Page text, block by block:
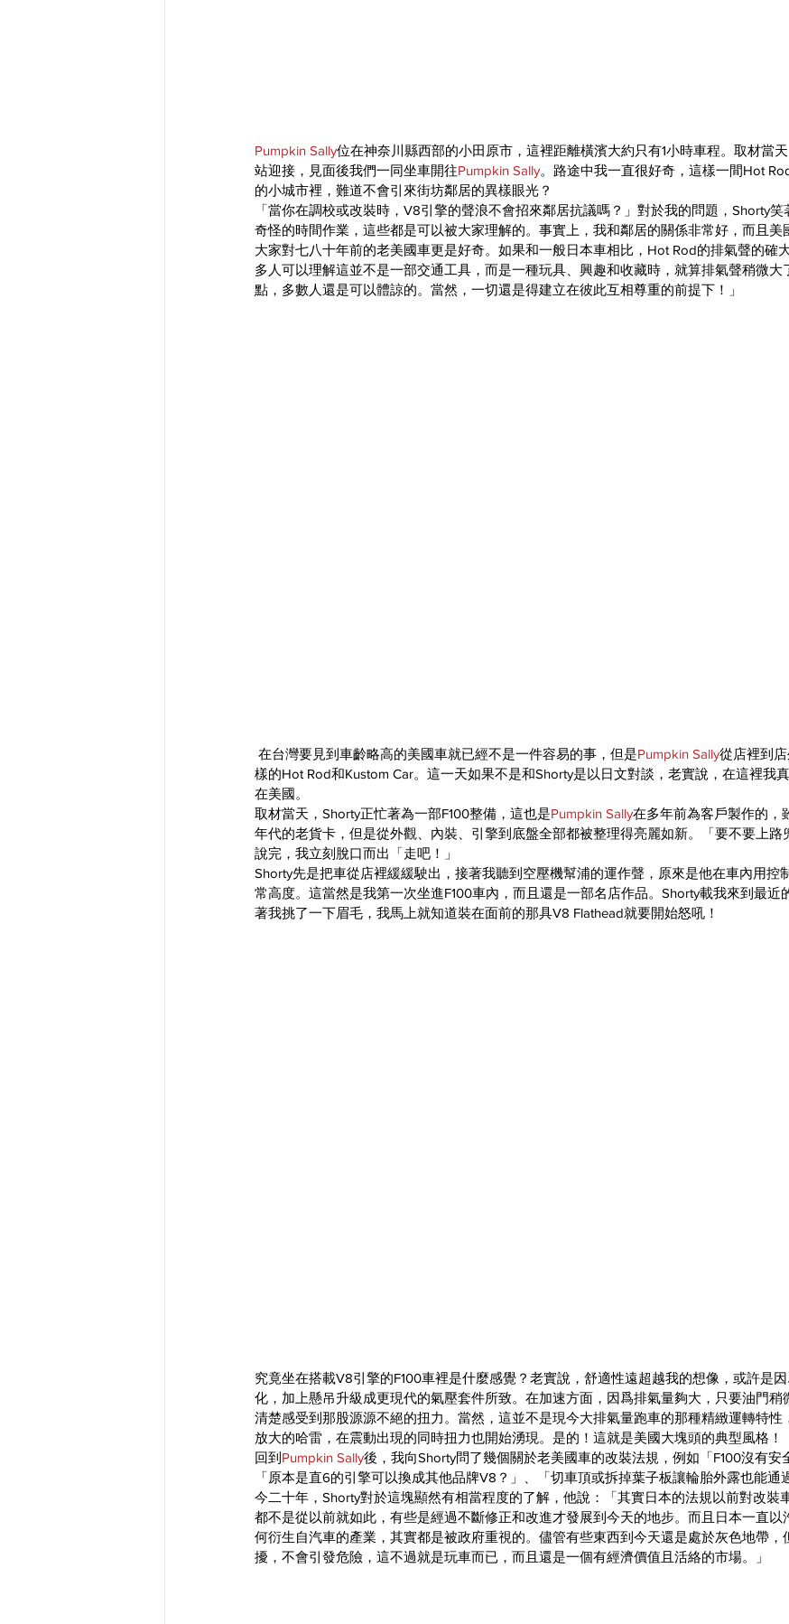
Pumpkin Sally位在神奈川縣西部的小田原市，這裡距離橫濱大約只有1小時車程。取材當
站迎接，見面後我們一同坐車開往Pumpkin Sally。路途中我一直很好奇，這樣一間Hot
的小城市裡，難道不會引來街坊鄰居的異樣眼光？
「當你在調校或改裝時，V8引擎的聲浪不會招來鄰居抗議嗎？」對於我的問題，Shorty
奇怪的時間作業，這些都是可以被大家理解的。事實上，我和鄰居的關係非常好，而且美
大家對七八十年前的老美國車更是好奇。如果和一般日本車相比，Hot Rod的排氣聲的確
多人可以理解這並不是一部交通工具，而是一種玩具、興趣和收藏時，就算排氣聲稍微大
點，多數人還是可以體諒的。當然，一切還是得建立在彼此互相尊重的前提下！」​​​
在台灣要見到車齡略高的美國車就已經不是一件容易的事，但是Pumpkin Sally從店裡到
樣的Hot Rod和Kustom Car。這一天如果不是和Shorty是以日文對談，老實說，在這裡我
在美國。
取材當天，Shorty正忙著為一部F100整備，這也是Pumpkin Sally在多年前為客戶製作的，
年代的老貨卡，但是從外觀、內裝、引擎到底盤全部都被整理得亮麗如新。「要不要上路
說完，我立刻脫口而出「走吧！」
Shorty先是把車從店裡緩緩駛出，接著我聽到空壓機幫浦的運作聲，原來是他在車內用控
常高度。這當然是我第一次坐進F100車內，而且還是一部名店作品。Shorty載我來到最近
著我挑了一下眉毛，我馬上就知道裝在面前的那具V8 Flathead就要開始怒吼！​
究竟坐在搭載V8引擎的F100車裡是什麼感覺？老實說，舒適性遠超越我的想像，或許是
化，加上懸吊升級成更現代的氣壓套件所致。在加速方面，因爲排氣量夠大，只要油門稍
清楚感受到那股源源不絕的扭力。當然，這並不是現今大排氣量跑車的那種精緻運轉特性
放大的哈雷，在震動出現的同時扭力也開始湧現。是的！這就是美國大塊頭的典型風格！​
​回到 Pumpkin Sally後，我向Shorty問了幾個關於老美國車的改裝法規，例如「F100沒有安
「原本是直6的引擎可以換成其他品牌V8？」、「切車頂或拆掉葉子板讓輪胎外露也能通
今二十年，Shorty對於這塊顯然有相當程度的了解，他說：「其實日本的法規以前對改裝
都不是從以前就如此，有些是經過不斷修正和改進才發展到今天的地步。而且日本一直以
何衍生自汽車的產業，其實都是被政府重視的。儘管有些東西到今天還是處於灰色地帶，
擾，不會引發危險，這不過就是玩車而已，而且還是一個有經濟價值且活絡的市場。」​